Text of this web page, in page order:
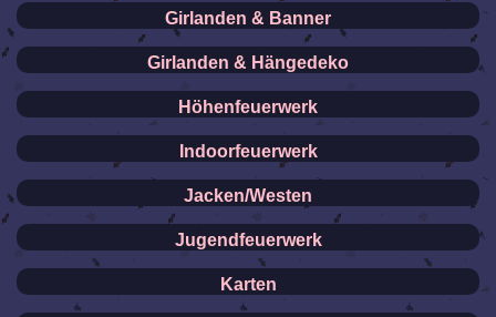
Girlanden & Banner
Girlanden & Hängedeko
Höhenfeuerwerk
Indoorfeuerwerk
Jacken/Westen
Jugendfeuerwerk
Karten